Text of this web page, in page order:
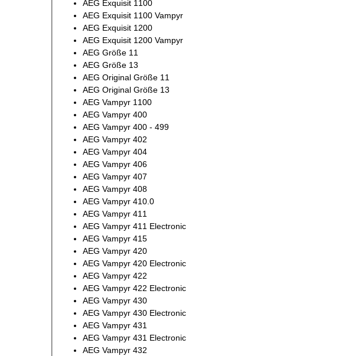
AEG Exquisit 1100
AEG Exquisit 1100 Vampyr
AEG Exquisit 1200
AEG Exquisit 1200 Vampyr
AEG Größe 11
AEG Größe 13
AEG Original Größe 11
AEG Original Größe 13
AEG Vampyr 1100
AEG Vampyr 400
AEG Vampyr 400 - 499
AEG Vampyr 402
AEG Vampyr 404
AEG Vampyr 406
AEG Vampyr 407
AEG Vampyr 408
AEG Vampyr 410.0
AEG Vampyr 411
AEG Vampyr 411 Electronic
AEG Vampyr 415
AEG Vampyr 420
AEG Vampyr 420 Electronic
AEG Vampyr 422
AEG Vampyr 422 Electronic
AEG Vampyr 430
AEG Vampyr 430 Electronic
AEG Vampyr 431
AEG Vampyr 431 Electronic
AEG Vampyr 432